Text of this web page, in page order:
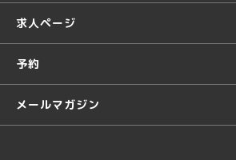
求人ページ
予約
メールマガジン